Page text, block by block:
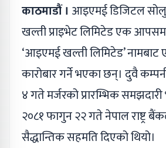
काठमाडौं । आइएमई डिजिटल
खल्ती प्राइभेट लिमिटेड एक
‘आइएमई खल्ती लिमिटेड’
कारोबार गर्ने भएका छन्। दुवै
४ गते मर्जरको प्रारम्भिक
२०८१ फागुन २२ गते नेपाल राष्ट्र
सैद्धान्तिक सहमति दिएको थियो।